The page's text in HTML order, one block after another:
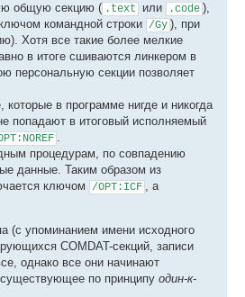
общую секцию ( .text или .code ),
командной строки /Gy ), при
Хотя все такие более мелкие
в итоге сшиваются линкером в
персональную секции позволяет
в программе нигде и никогда
попадают в итоговый исполняемый
.
процедурам, по совпадению
данные. Таким образом из
ключом /OPT:ICF , а
(с упоминанием имени исходного
COMDAT-секций, записи
однако все они начинают
по принципу один-к-